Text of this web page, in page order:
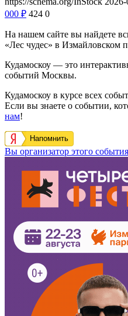
000 ₽ 424 0
На нашем сайте вы найдете
«Лес чудес» в Измайловском
Кудамоскоу — это
событий Москвы.
Кудамоскоу в курсе всех
Если вы знаете о событии,
нам!
Напомнить
Вы организатор этого